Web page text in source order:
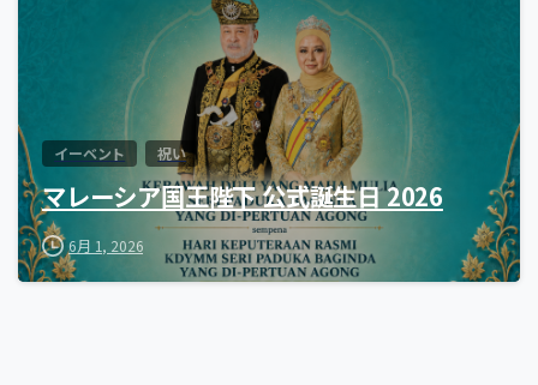
イーベント 祝い
マレーシア国王陛下 公式誕生日 2026
6月 1, 2026